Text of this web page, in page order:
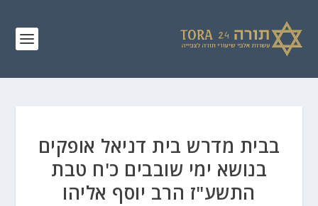
בבית מדרש בית דניאל אופקים
בנושא ימי שובבים כ'ח טבת
התשע"ז הרב יוסף אליהו